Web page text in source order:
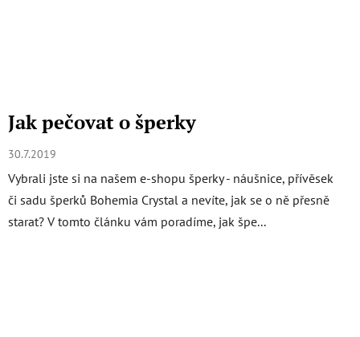
Jak pečovat o šperky
30.7.2019
Vybrali jste si na našem e-shopu šperky - náušnice, přívěsek
či sadu šperků Bohemia Crystal a nevíte, jak se o ně přesně
starat? V tomto článku vám poradíme, jak špe...